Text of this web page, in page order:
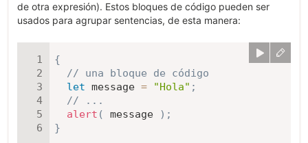
de otra expresión). Estos bloques de código pueden ser
usados para agrupar sentencias, de esta manera:
{
// una bloque de código
let message = "Hola" ;
// ...
alert ( message ) ;
}